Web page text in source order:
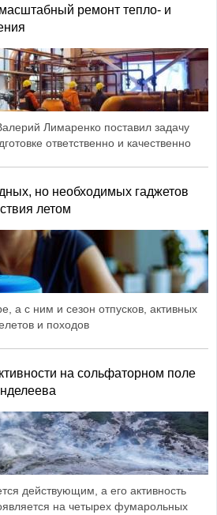
ремонт тепло- и
Лимаренко поставил задачу
ответственно и качественно
но необходимых гаджетов
летом
а с ним и сезон отпусков, активных
и походов
на сольфаторном поле
действующим, а его активность
на четырех фумарольных